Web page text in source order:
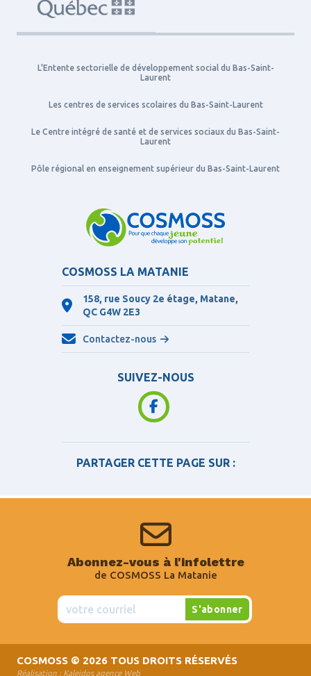
L'Entente sectorielle de développement social du Bas-Saint-
Laurent
Les centres de services scolaires du Bas-Saint-Laurent
Le Centre intégré de santé et de services sociaux du Bas-Saint-
Laurent
Pôle régional en enseignement supérieur du Bas-Saint-Laurent
COSMOSS LA MATANIE
158, rue Soucy 2e étage, Matane,
QC G4W 2E3
Contactez-nous
SUIVEZ-NOUS
PARTAGER CETTE PAGE SUR :
Abonnez-vous à l'infolettre
de COSMOSS La Matanie
COSMOSS© 2026 TOUS DROITS RÉSERVÉS
Réalisation : Kaleidos agence Web